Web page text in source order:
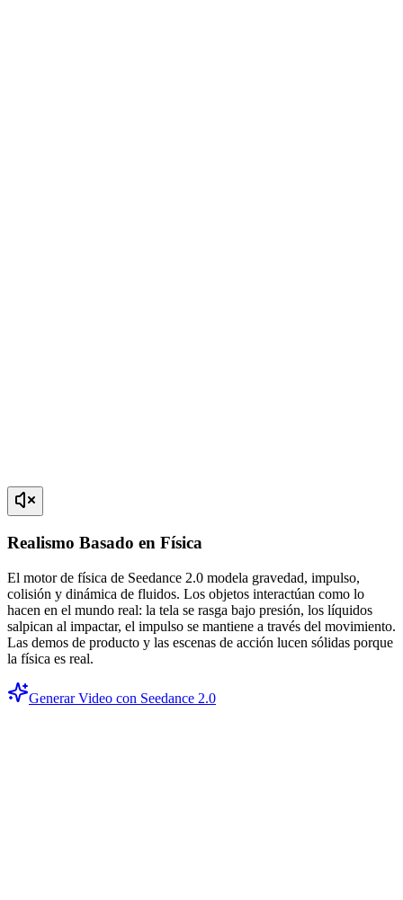
Realismo Basado en Física
El motor de física de Seedance 2.0 modela gravedad, impulso,
colisión y dinámica de fluidos. Los objetos interactúan como lo
hacen en el mundo real: la tela se rasga bajo presión, los líquidos
salpican al impactar, el impulso se mantiene a través del movimiento.
Las demos de producto y las escenas de acción lucen sólidas porque
la física es real.
Generar Video con Seedance 2.0